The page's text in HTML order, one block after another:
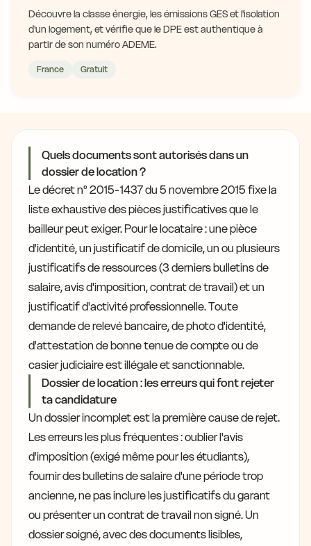
Découvre la classe énergie, les émissions GES et l'isolation
d'un logement, et vérifie que le DPE est authentique à
partir de son numéro ADEME.
France Gratuit
Quels documents sont autorisés dans un
dossier de location ?
Le décret n° 2015-1437 du 5 novembre 2015 fixe la
liste exhaustive des pièces justificatives que le
bailleur peut exiger. Pour le locataire : une pièce
d'identité, un justificatif de domicile, un ou plusieurs
justificatifs de ressources (3 derniers bulletins de
salaire, avis d'imposition, contrat de travail) et un
justificatif d'activité professionnelle. Toute
demande de relevé bancaire, de photo d'identité,
d'attestation de bonne tenue de compte ou de
casier judiciaire est illégale et sanctionnable.
Dossier de location : les erreurs qui font rejeter
ta candidature
Un dossier incomplet est la première cause de rejet.
Les erreurs les plus fréquentes : oublier l'avis
d'imposition (exigé même pour les étudiants),
fournir des bulletins de salaire d'une période trop
ancienne, ne pas inclure les justificatifs du garant
ou présenter un contrat de travail non signé. Un
dossier soigné, avec des documents lisibles,